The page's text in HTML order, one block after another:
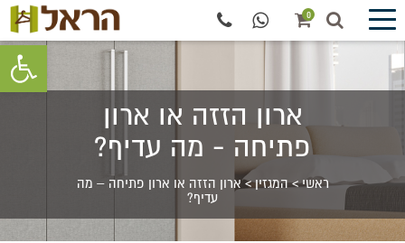
פתח
0
ארון הזזה או ארון
פתיחה - מה עדיף?
ראשי>המגזין>ארון הזזה או ארון פתיחה – מה
עדיף?